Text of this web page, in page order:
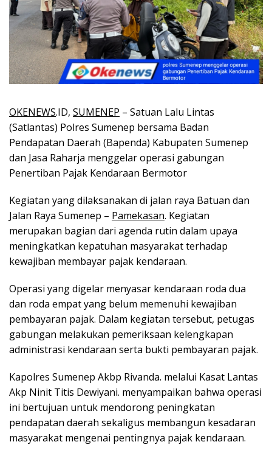
OKENEWS.ID, SUMENEP – Satuan Lalu Lintas
(Satlantas) Polres Sumenep bersama Badan
Pendapatan Daerah (Bapenda) Kabupaten Sumenep
dan Jasa Raharja menggelar operasi gabungan
Penertiban Pajak Kendaraan Bermotor
Kegiatan yang dilaksanakan di jalan raya Batuan dan
Jalan Raya Sumenep – Pamekasan. Kegiatan
merupakan bagian dari agenda rutin dalam upaya
meningkatkan kepatuhan masyarakat terhadap
kewajiban membayar pajak kendaraan.
Operasi yang digelar menyasar kendaraan roda dua
dan roda empat yang belum memenuhi kewajiban
pembayaran pajak. Dalam kegiatan tersebut, petugas
gabungan melakukan pemeriksaan kelengkapan
administrasi kendaraan serta bukti pembayaran pajak.
Kapolres Sumenep Akbp Rivanda. melalui Kasat Lantas
Akp Ninit Titis Dewiyani. menyampaikan bahwa operasi
ini bertujuan untuk mendorong peningkatan
pendapatan daerah sekaligus membangun kesadaran
masyarakat mengenai pentingnya pajak kendaraan.